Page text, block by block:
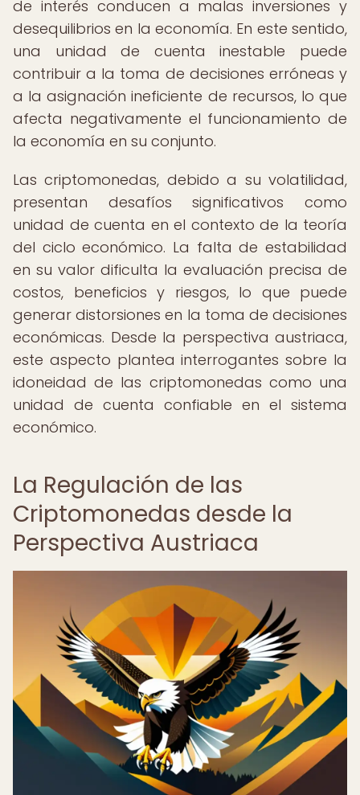
de interés conducen a malas inversiones y
desequilibrios en la economía. En este sentido,
una unidad de cuenta inestable puede
contribuir a la toma de decisiones erróneas y
a la asignación ineficiente de recursos, lo que
afecta negativamente el funcionamiento de
la economía en su conjunto.
Las criptomonedas, debido a su volatilidad,
presentan desafíos significativos como
unidad de cuenta en el contexto de la teoría
del ciclo económico. La falta de estabilidad
en su valor dificulta la evaluación precisa de
costos, beneficios y riesgos, lo que puede
generar distorsiones en la toma de decisiones
económicas. Desde la perspectiva austriaca,
este aspecto plantea interrogantes sobre la
idoneidad de las criptomonedas como una
unidad de cuenta confiable en el sistema
económico.
La Regulación de las
Criptomonedas desde la
Perspectiva Austriaca